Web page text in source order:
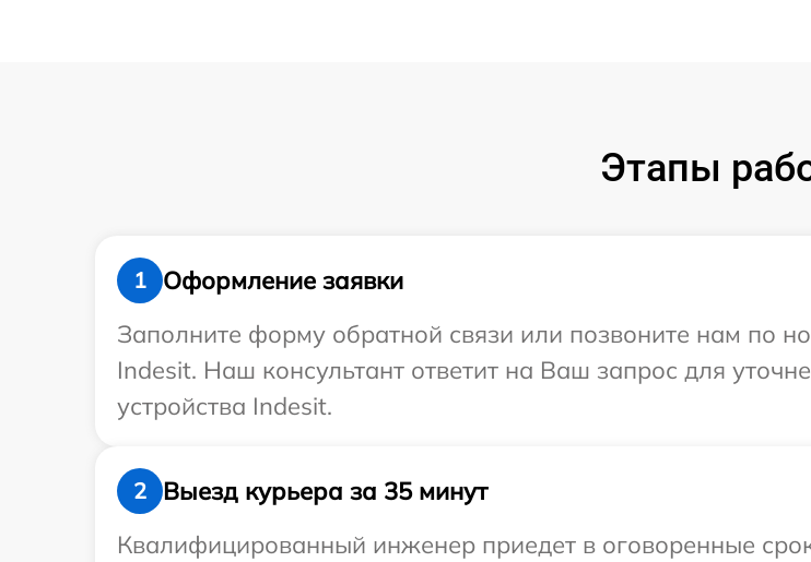
Этапы
1
Оформление заявки
Заполните форму обратной связи или позвоните нам по
Indesit. Наш консультант ответит на Ваш запрос для
устройства Indesit.
2
Выезд курьера за 35 минут
Квалифицированный инженер приедет в оговоренные